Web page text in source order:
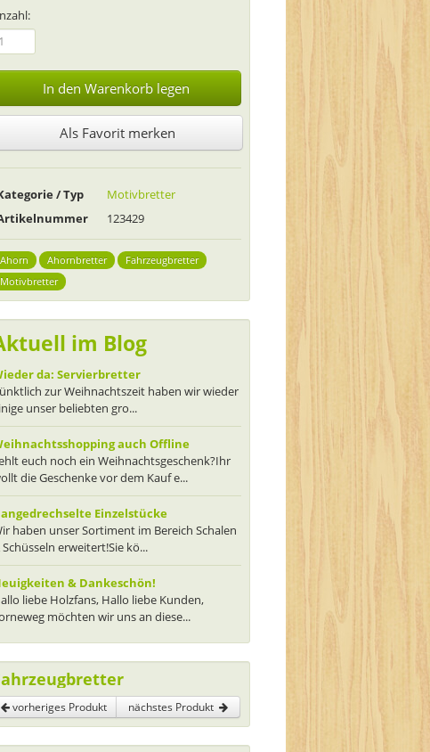
In den Warenkorb legen
Als Favorit merken
/ Typ
Motivbretter
123429
Ahorn Ahornbretter
Fahrzeugbretter
Motivbretter
im Blog
da: Servierbretter
zur Weihnachtszeit haben wir wieder
unser beliebten gro...
auch Offline
euch noch ein Weihnachtsgeschenk?Ihr
die Geschenke vor dem Kauf e...
Einzelstücke
haben unser Sortiment im Bereich Schalen
Schüsseln erweitert!Sie kö...
& Dankeschön!
liebe Holzfans, Hallo liebe Kunden,
möchten wir uns an diese...
vorheriges Produkt nächstes Produkt